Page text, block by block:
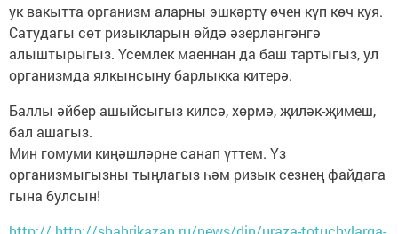
ук вакытта организм аларны эшкәртү өчен күп көч куя.
Сатудагы сөт ризыкларын өйдә әзерләнгәнгә
алыштырыгыз. Үсемлек маеннан да баш тартыгыз, ул
организмда ялкынсыну барлыкка китерә.
Баллы әйбер ашыйсыгыз килсә, хөрмә, җиләк-җимеш,
бал ашагыз.
Мин гомуми киңәшләрне санап үттем. Үз
организмыгызны тыңлагыз һәм ризык сезнең файдага
гына булсын!